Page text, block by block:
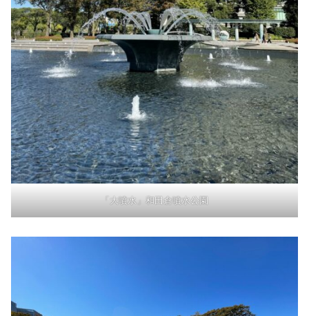
「大噴水」和田倉噴水公園